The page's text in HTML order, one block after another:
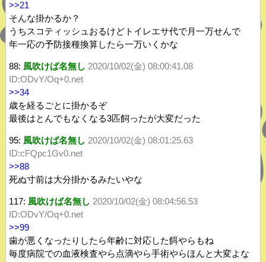
>>21
そんな掛かるか？
うちスコティッシュおるけどトイレエサ代で月一万せんで
年一応の予防接種換算したら一万いくかな
88: 風吹けば名無し 2020/10/02(金) 08:00:41.08
ID:ODvY/Oq+0.net
>>34
歳を経るごとに掛かるぞ
最後はとんでもなくなる3匹飼ったが大変だった
95: 風吹けば名無し 2020/10/02(金) 08:01:25.63
ID:cFQpc1Gv0.net
>>88
死ぬ寸前は大分掛かるみたいやな
117: 風吹けば名無し 2020/10/02(金) 08:04:56.53
ID:ODvY/Oq+0.net
>>99
歯が悪くなったりしたら年齢に対応した餌やらもね
毎度病院での血液検査やら点滴やら手術やらほんと大変よな